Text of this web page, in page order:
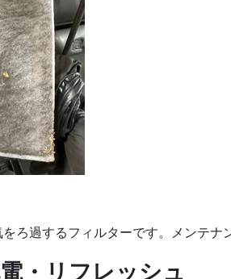
ろ過するフィルターです。メンテナ
・リフレッシュ